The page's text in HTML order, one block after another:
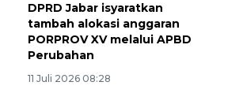
DPRD Jabar isyaratkan
tambah alokasi anggaran
PORPROV XV melalui APBD
Perubahan
11 Juli 2026 08:28